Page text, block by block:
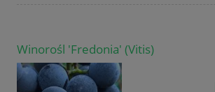
Winorośl 'Fredonia' (Vitis)